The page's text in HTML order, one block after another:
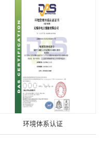
环境体系认证